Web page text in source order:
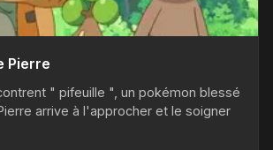
Pierre
" pifeuille ", un pokémon blessé
arrive à l'approcher et le soigner